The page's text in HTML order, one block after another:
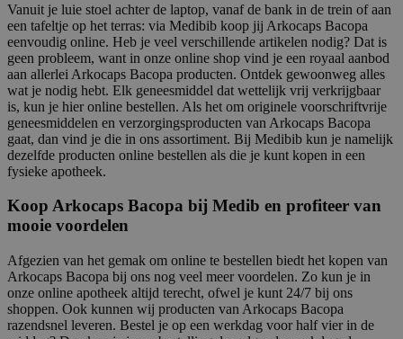
Vanuit je luie stoel achter de laptop, vanaf de bank in de trein of aan
een tafeltje op het terras: via Medibib koop jij Arkocaps Bacopa
eenvoudig online. Heb je veel verschillende artikelen nodig? Dat is
geen probleem, want in onze online shop vind je een royaal aanbod
aan allerlei Arkocaps Bacopa producten. Ontdek gewoonweg alles
wat je nodig hebt. Elk geneesmiddel dat wettelijk vrij verkrijgbaar
is, kun je hier online bestellen. Als het om originele voorschriftvrije
geneesmiddelen en verzorgingsproducten van Arkocaps Bacopa
gaat, dan vind je die in ons assortiment. Bij Medibib kun je namelijk
dezelfde producten online bestellen als die je kunt kopen in een
fysieke apotheek.
Koop Arkocaps Bacopa bij Medib en profiteer van
mooie voordelen
Afgezien van het gemak om online te bestellen biedt het kopen van
Arkocaps Bacopa bij ons nog veel meer voordelen. Zo kun je in
onze online apotheek altijd terecht, ofwel je kunt 24/7 bij ons
shoppen. Ook kunnen wij producten van Arkocaps Bacopa
razendsnel leveren. Bestel je op een werkdag voor half vier in de